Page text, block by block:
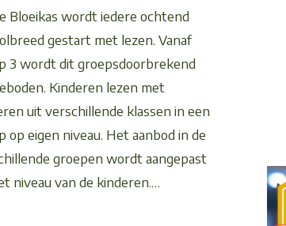
Bloeikas wordt iedere ochtend
gestart met lezen. Vanaf
3 wordt dit groepsdoorbrekend
Kinderen lezen met
uit verschillende klassen in een
op eigen niveau. Het aanbod in de
groepen wordt aangepast
niveau van de kinderen.…